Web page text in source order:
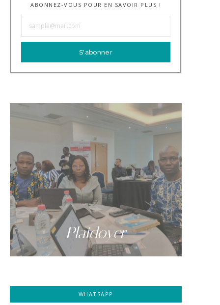
ABONNEZ-VOUS POUR EN SAVOIR PLUS !
S'abonner
Plaidoyer
WHATSAPP